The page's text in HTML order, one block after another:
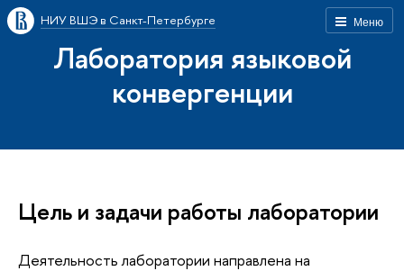
Меню
НИУ ВШЭ в Санкт-Петербурге
Лаборатория языковой
конвергенции
Цель и задачи работы лаборатории
Деятельность лаборатории направлена на